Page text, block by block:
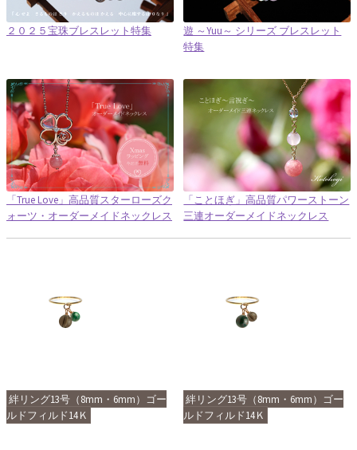
２０２５宝珠ブレスレット特集
遊 ～Yuu～ シリーズ ブレスレット
特集
「True Love」高品質スターローズク
ォーツ・オーダーメイドネックレス
「ことほぎ」高品質パワーストーン
三連オーダーメイドネックレス
絆リング13号（8mm・6mm）ゴー
ルドフィルド14Ｋ
絆リング13号（8mm・6mm）ゴー
ルドフィルド14Ｋ